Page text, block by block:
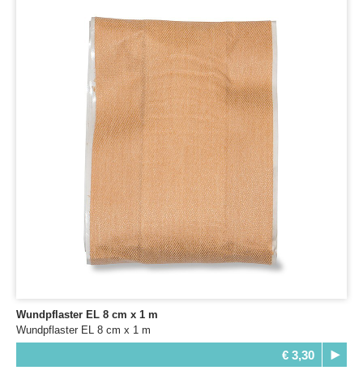
Wundpflaster EL 8 cm x 1 m
Wundpflaster EL 8 cm x 1 m
€ 3,30